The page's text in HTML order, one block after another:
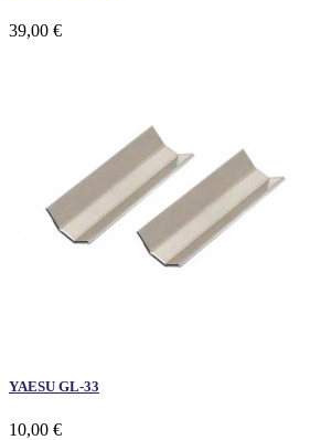
39,00 €
YAESU GL-33
10,00 €